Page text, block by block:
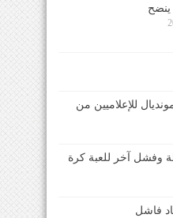
ينضح
للإعلاميين من
وفشل آخر للعبة كرة
فاشل